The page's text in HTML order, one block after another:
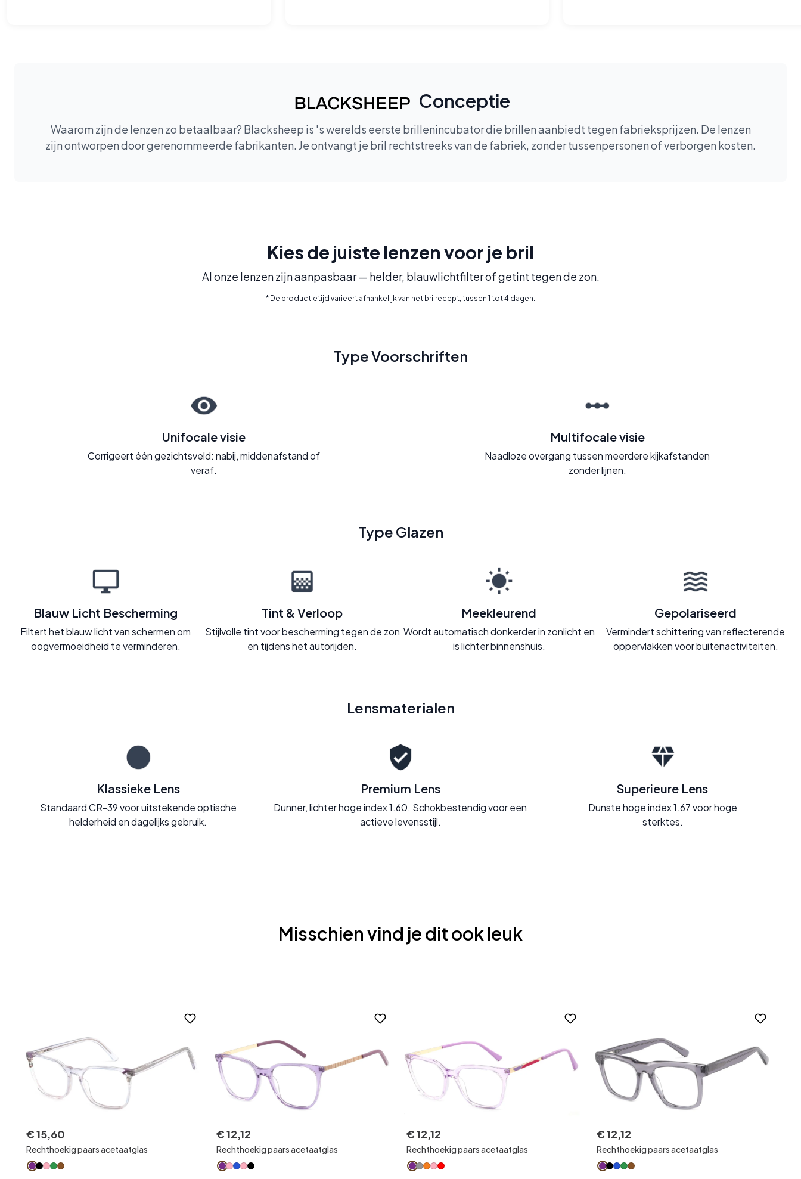
Conceptie
Waarom zijn de lenzen zo betaalbaar? Blacksheep is 's werelds eerste brillenincubator die brillen aanbiedt tegen fabrieksprijzen. De lenzen
zijn ontworpen door gerenommeerde fabrikanten. Je ontvangt je bril rechtstreeks van de fabriek, zonder tussenpersonen of verborgen kosten.
Kies de juiste lenzen voor je bril
Al onze lenzen zijn aanpasbaar — helder, blauwlichtfilter of getint tegen de zon.
* De productietijd varieert afhankelijk van het brilrecept, tussen 1 tot 4 dagen.
Type Voorschriften
Unifocale visie
Corrigeert één gezichtsveld: nabij, middenafstand of
veraf.
Multifocale visie
Naadloze overgang tussen meerdere kijkafstanden
zonder lijnen.
Type Glazen
Blauw Licht Bescherming
Filtert het blauw licht van schermen om
oogvermoeidheid te verminderen.
Tint & Verloop
Stijlvolle tint voor bescherming tegen de zon
en tijdens het autorijden.
Meekleurend
Wordt automatisch donkerder in zonlicht en
is lichter binnenshuis.
Gepolariseerd
Vermindert schittering van reflecterende
oppervlakken voor buitenactiviteiten.
Lensmaterialen
Klassieke Lens
Standaard CR-39 voor uitstekende optische
helderheid en dagelijks gebruik.
Premium Lens
Dunner, lichter hoge index 1.60. Schokbestendig voor een
actieve levensstijl.
Superieure Lens
Dunste hoge index 1.67 voor hoge
sterktes.
Misschien vind je dit ook leuk
€15,60
Rechthoekig paars acetaatglas
€12,12
Rechthoekig paars acetaatglas
€12,12
Rechthoekig paars acetaatglas
€12,12
Rechthoekig paars acetaatglas